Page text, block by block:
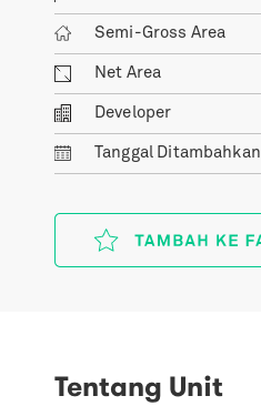
Semi-Gross Area
Net Area
Developer
Tanggal Ditambahkan
Tentang Unit